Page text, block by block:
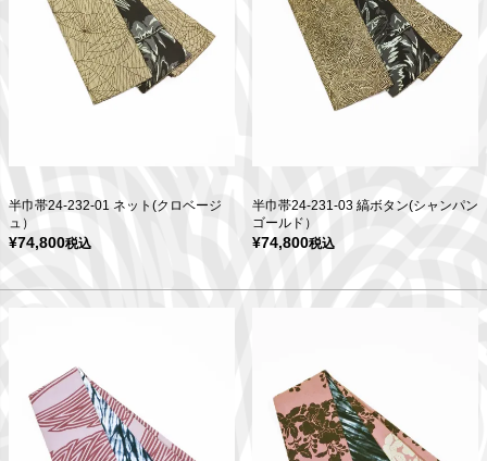
半巾帯24-232-01 ネット(クロベージ
ュ）
¥74,800税込
半巾帯24-231-03 縞ボタン(シャンパン
ゴールド）
¥74,800税込